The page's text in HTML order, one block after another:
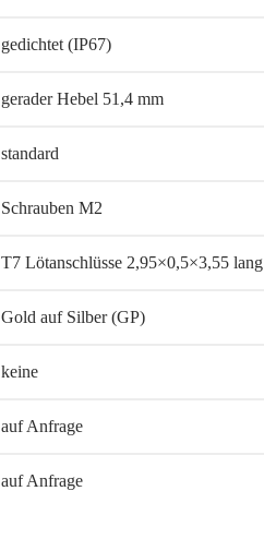
gedichtet (IP67)
gerader Hebel 51,4 mm
standard
Schrauben M2
T7 Lötanschlüsse 2,95×0,5×3,55 lang
Gold auf Silber (GP)
keine
auf Anfrage
auf Anfrage